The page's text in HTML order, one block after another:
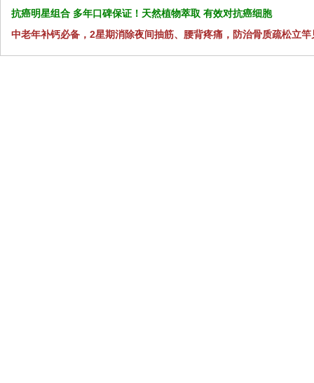
抗癌明星组合 多年口碑保证！天然植物萃取 有效对抗癌细胞
中老年补钙必备，2星期消除夜间抽筋、腰背疼痛，防治骨质疏松立竿